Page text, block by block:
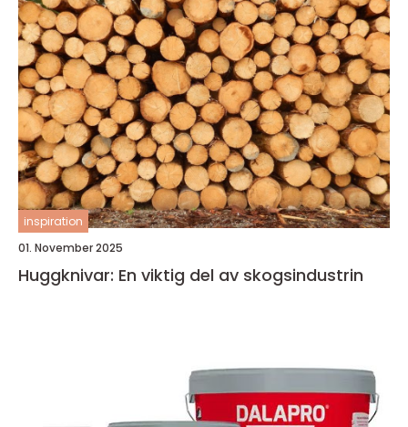
inspiration
01. November 2025
Huggknivar: En viktig del av skogsindustrin